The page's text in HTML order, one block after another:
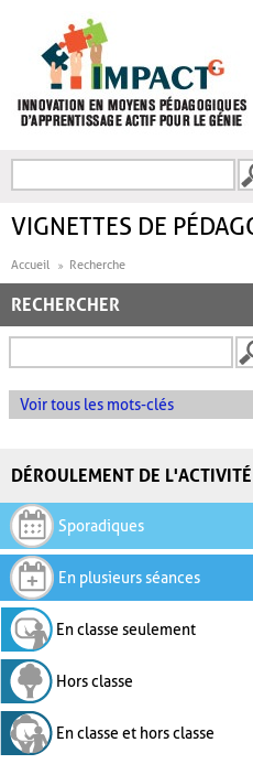
FORMULAIRE DE
VIGNETTES DE
Accueil Recherche
RECHERCHER
Voir tous les mots-clés
DÉROULEMENT DE L'ACTIVITÉ
Sporadiques
En plusieurs séances
En classe seulement
Hors classe
En classe et hors classe